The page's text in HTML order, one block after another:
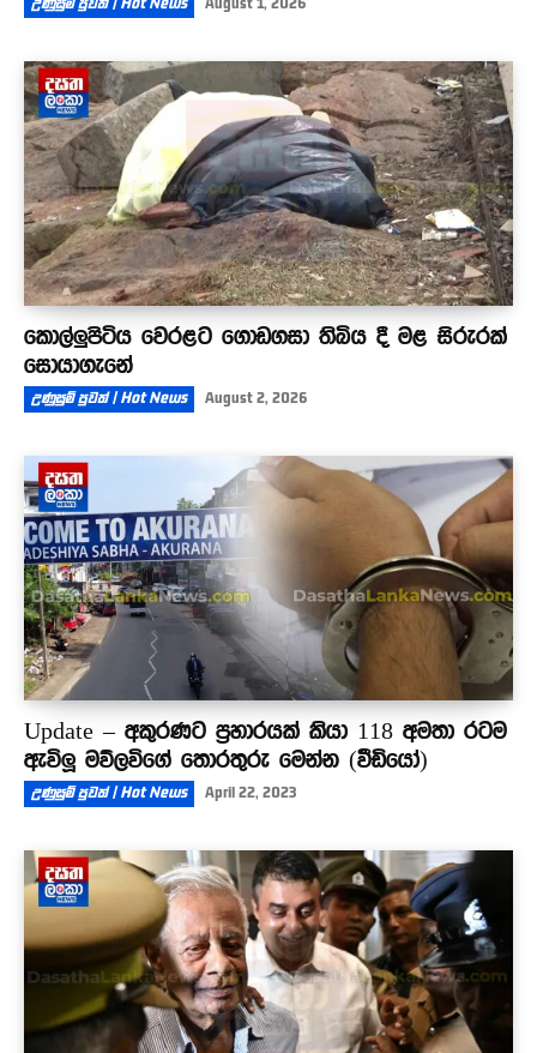
උණුසුම් පුවත් | Hot News August 1, 2026
කොල්ලුපිටිය වෙරළට ගොඩගසා තිබිය දී මළ සිරුරක්
සොයාගැනේ
උණුසුම් පුවත් | Hot News August 2, 2026
Update – අකුරණට ප්‍රහාරයක් කියා 118 අමතා රටම
ඇවිලූ මව්ලවිගේ තොරතුරු මෙන්න (වීඩියෝ)
උණුසුම් පුවත් | Hot News April 22, 2023